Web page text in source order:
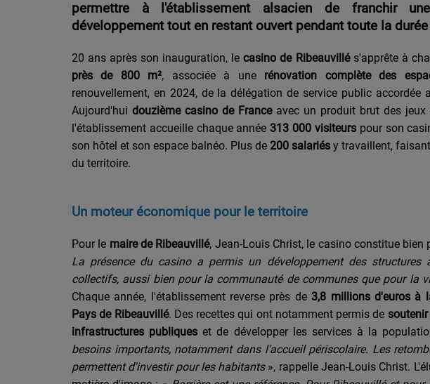
permettre à l'établissement alsacien de franchir
développement tout en restant ouvert pendant toute la
20 ans après son inauguration, lecasino de Ribeauvillés'apprête à
près de 800 m², associée à une rénovation complète des
renouvellement, en 2024, de la délégation de service public accordée
Aujourd'hui douzième casino de Franceavec un produit brut des jeux
l'établissement accueille chaque année313 000 visiteurspour son
son hôtel et son espace balnéo. Plus de 200 salariés y travaillent,
du territoire.
Un moteur économique pour le territoire
Pour le maire de Ribeauvillé, Jean-Louis Christ, le casino constitue
La présence du casino a permis un développement des structures
collectifs, aussi bien pour la communauté de communes que pour la
Chaque année, l'établissement reverse près de3,8 millions d'euros à
Pays de Ribeauvillé. Des recettes qui ont notamment permis de
infrastructures publiques et de développer les services à la
besoins importants, notamment dans l'accueil périscolaire. Les
permettent d'investir pour les habitants», rappelle Jean-Louis Christ.